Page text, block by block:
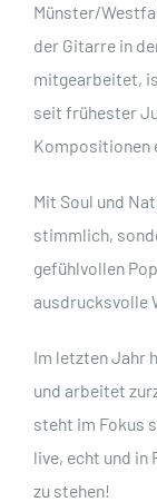
Münster/
der Gitarre in
mitgearbeitet,
seit frühester
Kompositionen
Mit Soul und
stimmlich,
gefühlvollen
ausdrucksvolle
Im letzten Jahr
und arbeitet
steht im Fokus
live, echt und in
zu stehen!